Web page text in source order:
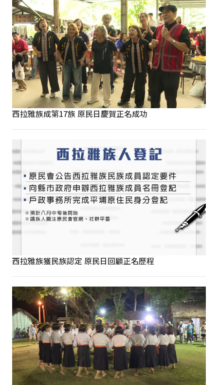
西拉雅族成第17族 原民日慶賀正名成功
西拉雅族獲民族認定 原民日回顧正名歷程